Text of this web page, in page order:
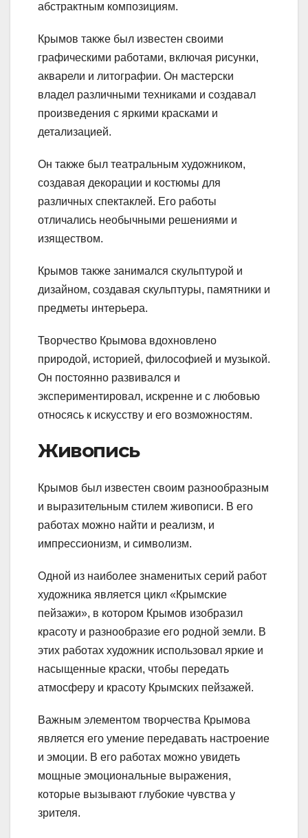
абстрактным композициям.
Крымов также был известен своими
графическими работами, включая рисунки,
акварели и литографии. Он мастерски
владел различными техниками и создавал
произведения с яркими красками и
детализацией.
Он также был театральным художником,
создавая декорации и костюмы для
различных спектаклей. Его работы
отличались необычными решениями и
изяществом.
Крымов также занимался скульптурой и
дизайном, создавая скульптуры, памятники и
предметы интерьера.
Творчество Крымова вдохновлено
природой, историей, философией и музыкой.
Он постоянно развивался и
экспериментировал, искренне и с любовью
относясь к искусству и его возможностям.
Живопись
Крымов был известен своим разнообразным
и выразительным стилем живописи. В его
работах можно найти и реализм, и
импрессионизм, и символизм.
Одной из наиболее знаменитых серий работ
художника является цикл «Крымские
пейзажи», в котором Крымов изобразил
красоту и разнообразие его родной земли. В
этих работах художник использовал яркие и
насыщенные краски, чтобы передать
атмосферу и красоту Крымских пейзажей.
Важным элементом творчества Крымова
является его умение передавать настроение
и эмоции. В его работах можно увидеть
мощные эмоциональные выражения,
которые вызывают глубокие чувства у
зрителя.